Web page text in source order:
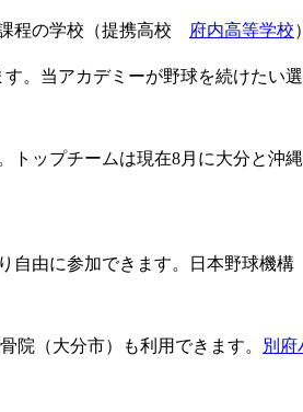
程の学校（提携高校 府内高等学校
。当アカデミーが野球を続けたい
ップチームは現在8月に大分と沖
由に参加できます。日本野球機
院（大分市）も利用できます。
別府